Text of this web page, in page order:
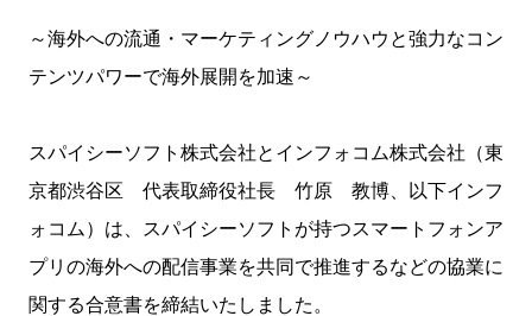
～海外への流通・マーケティングノウハウと強力なコン
テンツパワーで海外展開を加速～
スパイシーソフト株式会社とインフォコム株式会社（東
京都渋谷区 代表取締役社長 竹原 教博、以下インフ
ォコム）は、スパイシーソフトが持つスマートフォンア
プリの海外への配信事業を共同で推進するなどの協業に
関する合意書を締結いたしました。